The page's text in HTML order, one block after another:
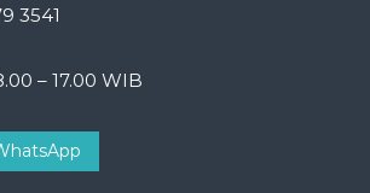
3541
– 17.00 WIB